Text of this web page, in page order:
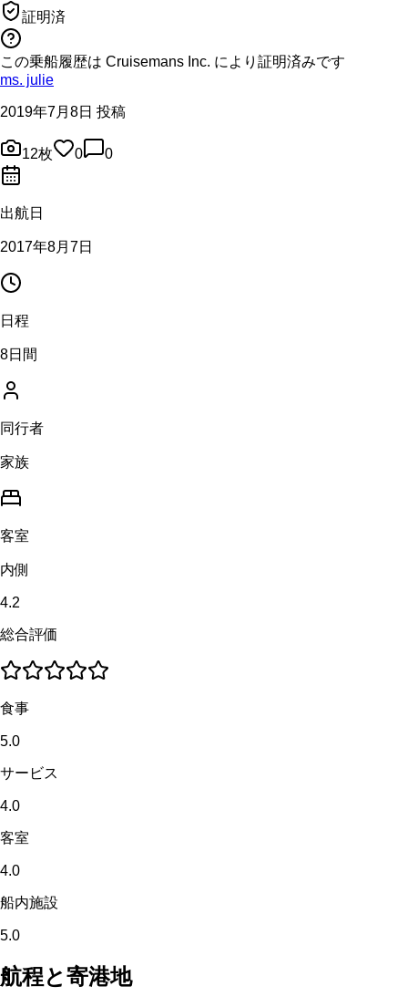
証明済
この乗船履歴は Cruisemans Inc. により証明済みです
ms. julie
2019年7月8日 投稿
12枚 0 0
出航日
2017年8月7日
日程
8日間
同行者
家族
客室
内側
4.2
総合評価
食事
5.0
サービス
4.0
客室
4.0
船内施設
5.0
航程と寄港地